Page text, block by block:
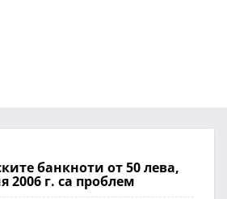
банкноти от 50 лева,
2006 г. са проблем